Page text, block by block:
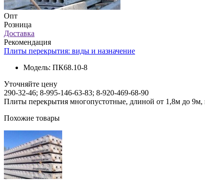
Опт
Розница
Доставка
Рекомендация
Плиты перекрытия: виды и назначение
Модель: ПК68.10-8
Уточняйте цену
290-32-46; 8-995-146-63-83; 8-920-469-68-90
Плиты перекрытия многопустотные, длиной от 1,8м до
Похожие товары